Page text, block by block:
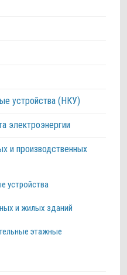
устройства (НКУ)
электроэнергии
и производственных
устройства
и жилых зданий
этажные